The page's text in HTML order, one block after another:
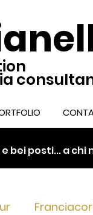
bei posti... a chi